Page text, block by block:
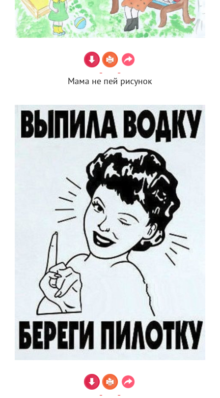
Мама не пей рисунок